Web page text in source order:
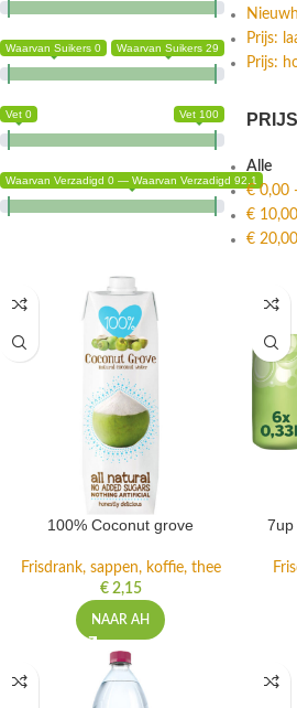
Waarvan Suikers 0 Waarvan Suikers 29
Vet 0 Vet 100
Waarvan Verzadigd 0 — Waarvan Verzadigd 92.1
Prijs:
Prijs:
Alle
€0,00
€ 10,00
€ 20,00
100% Coconut grove
Frisdrank, sappen, koffie, thee
€2,15
NAAR AH
7up